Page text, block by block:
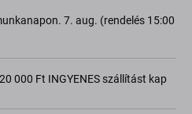
7. aug. (rendelés 15:00
000 Ft INGYENES szállítást kap